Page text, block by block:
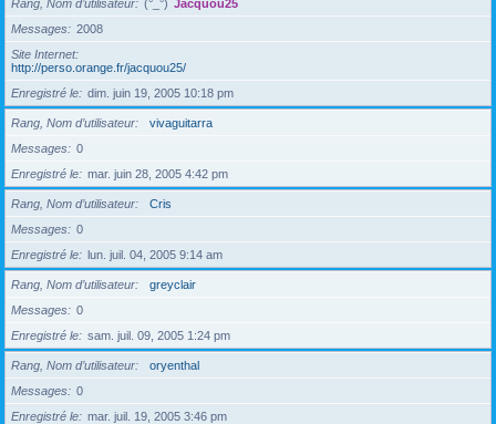
Rang, Nom d’utilisateur (°_°) Jacquou25
Messages
2008
Site Internet
http://perso.orange.fr/jacquou25/
Enregistré le
dim. juin 19, 2005 10:18 pm
Rang, Nom d’utilisateur
vivaguitarra
Messages
0
Enregistré le
mar. juin 28, 2005 4:42 pm
Rang, Nom d’utilisateur
Cris
Messages
0
Enregistré le
lun. juil. 04, 2005 9:14 am
Rang, Nom d’utilisateur
greyclair
Messages
0
Enregistré le
sam. juil. 09, 2005 1:24 pm
Rang, Nom d’utilisateur
oryenthal
Messages
0
Enregistré le
mar. juil. 19, 2005 3:46 pm